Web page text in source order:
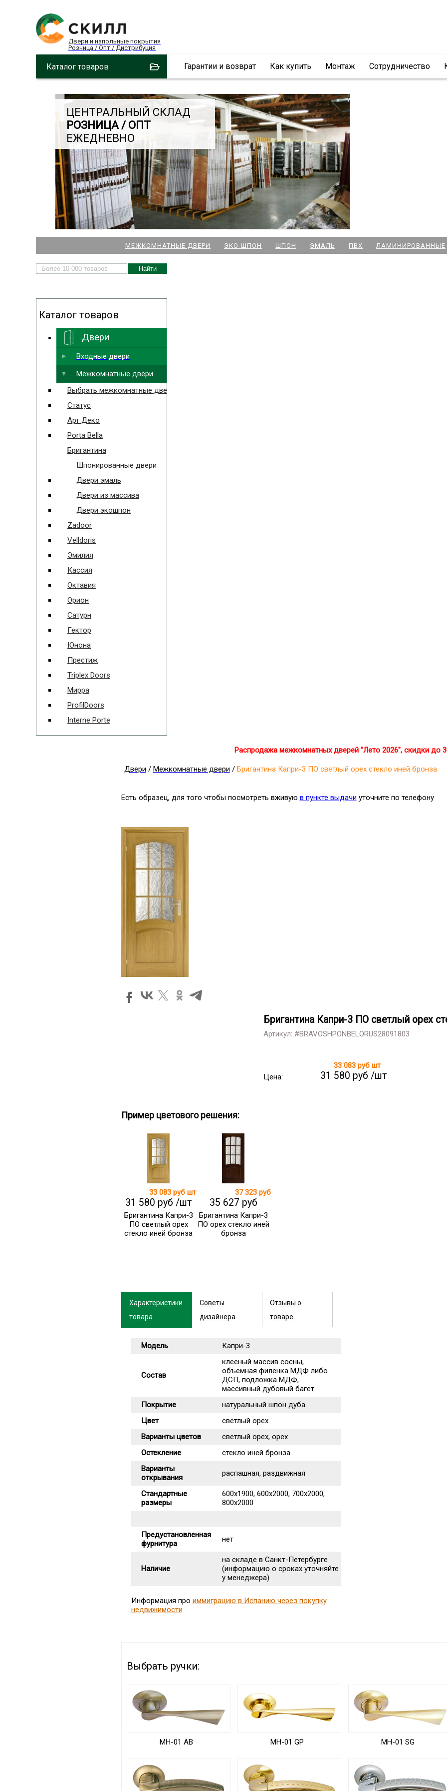
Двери и напольные покрытия
Розница / Опт / Дистрибуция
Каталог товаров Гарантии и возврат Как купить Монтаж Сотрудничество
ЦЕНТРАЛЬНЫЙ СКЛАД
РОЗНИЦА / ОПТ
ЕЖЕДНЕВНО
НАШИ МАГАЗИНЫ
ДВЕРЕЙ И ПАРКЕТА
м. Новочеркасская
м. Парк Победы
Выбрать ближайший
МЕЖКОМНАТНЫЕ ДВЕРИ ЭКО-ШПОН ШПОН ЭМАЛЬ ПВХ ЛАМИНИРОВАННЫЕ
Каталог товаров
Двери
Входные двери
Межкомнатные двери
Выбрать межкомнатные двери
Статус
Арт Деко
Porta Bella
Бригантина
Шпонированные двери
Двери эмаль
Двери из массива
Двери экошпон
Zadoor
Velldoris
Эмилия
Кассия
Октавия
Орион
Сатурн
Гектор
Юнона
Престиж
Triplex Doors
Мирра
ProfilDoors
Interne Porte
Распродажа межкомнатных дверей "Лето 2026", скидки до
Двери / Межкомнатные двери / Бригантина Капри-3 ПО светлый орех стекло иней бронза
Есть образец, для того чтобы посмотреть вживую в пункте выдачи уточните по телефону
Бригантина Капри-3 ПО светлый орех
Артикул: #BRAVOSHPONBELORUS28091803
Цена:
33 083 руб шт
31 580 руб /шт
Пример цветового решения:
33 083 руб шт
31 580 руб /шт
Бригантина Капри-3
ПО светлый орех
стекло иней бронза
37 323 руб
35 627 руб
Бригантина Капри-3
ПО орех стекло иней
бронза
Характеристики
товара
Советы
дизайнера
Отзывы о
товаре
Модель Капри-3
Состав
клееный массив сосны,
объемная филенка МДФ либо
ДСП, подложка МДФ,
массивный дубовый багет
Покрытие
натуральный шпон дуба
Цвет
светлый орех
Варианты цветов
светлый орех, орех
Остекление
стекло иней бронза
Варианты
открывания
распашная, раздвижная
Стандартные
размеры
600х1900, 600х2000, 700х2000,
800х2000
Предустановленная
фурнитура
нет
Наличие
на складе в Санкт-Петербурге
(информацию о сроках уточняйте
у менеджера)
Информация про иммиграцию в Испанию через покупку
недвижимости
Выбрать ручки:
MH-01 AB MH-01 GP MH-01 SG